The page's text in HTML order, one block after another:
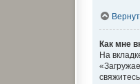
Как мне
На